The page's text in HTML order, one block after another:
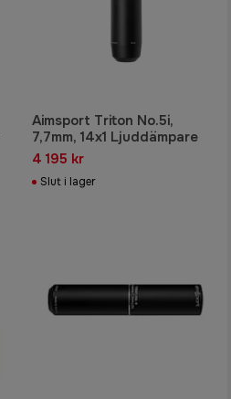
Aimsport Triton No.5i,
7,7mm, 14x1 Ljuddämpare
4 195 kr
Slut i lager